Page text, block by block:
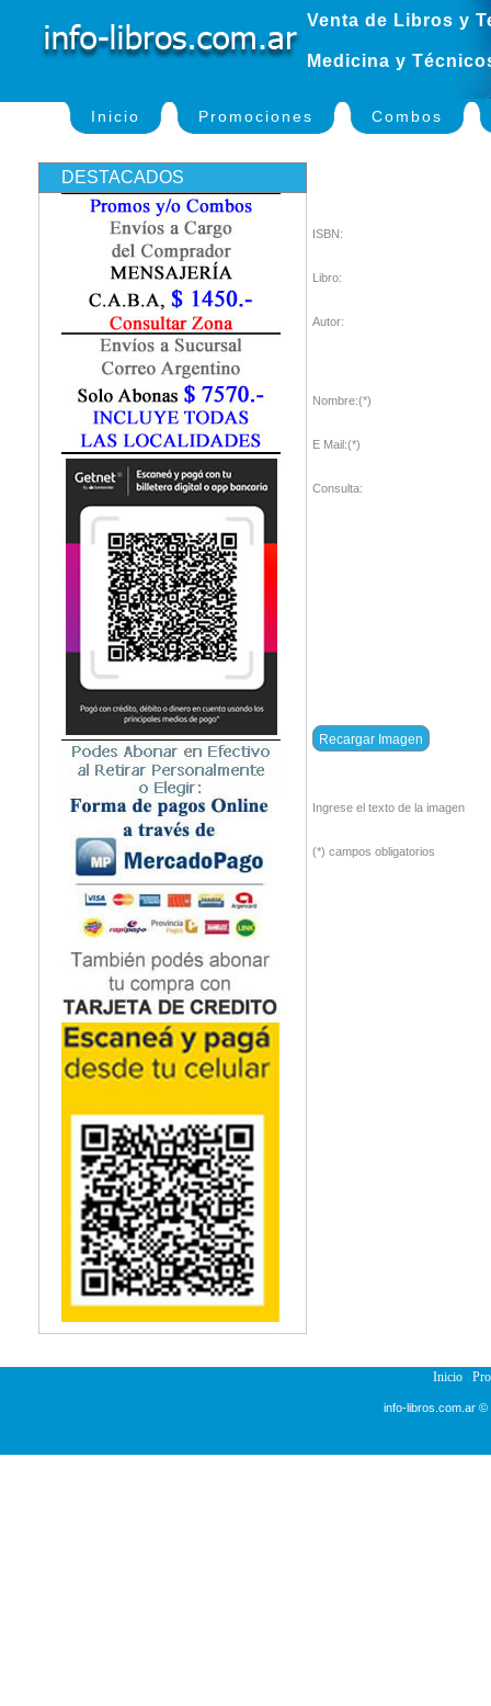
Venta de Libros y
Medicina y
Inicio Promociones Combos
DESTACADOS
ISBN:
Libro:
Autor:
Nombre:(*)
E Mail:(*)
Consulta:
Ingrese el texto de la imagen
(*) campos obligatorios
Inicio
info-libros.com.ar